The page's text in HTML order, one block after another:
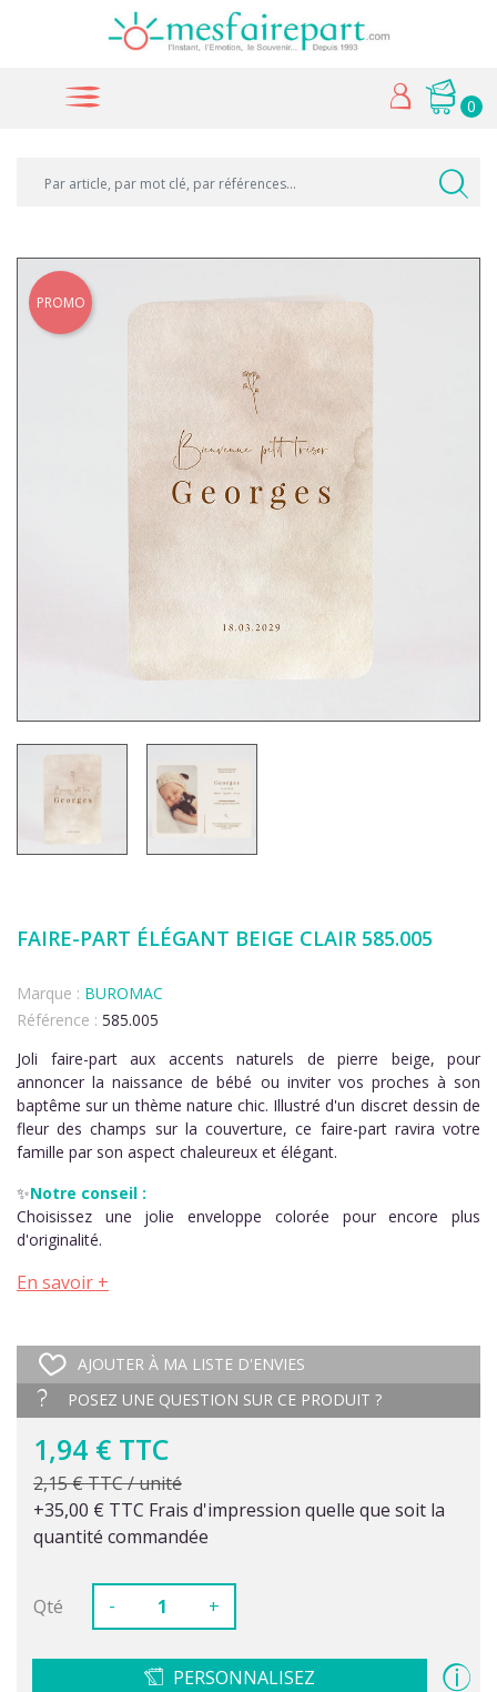
0
PROMO
FAIRE-PART ÉLÉGANT BEIGE CLAIR 585.005
Marque : BUROMAC
Référence : 585.005
Joli faire-part aux accents naturels de pierre beige, pour
annoncer la naissance de bébé ou inviter vos proches à son
baptême sur un thème nature chic. Illustré d'un discret dessin de
fleur des champs sur la couverture, ce faire-part ravira votre
famille par son aspect chaleureux et élégant.
✨Notre conseil :
Choisissez une jolie enveloppe colorée pour encore plus
d'originalité.
En savoir +
AJOUTER À MA LISTE D'ENVIES
POSEZ UNE QUESTION SUR CE PRODUIT ?
1,94 € TTC
2,15 € TTC / unité
+35,00 € TTC Frais d'impression quelle que soit la
quantité commandée
Qté - +
PERSONNALISEZ